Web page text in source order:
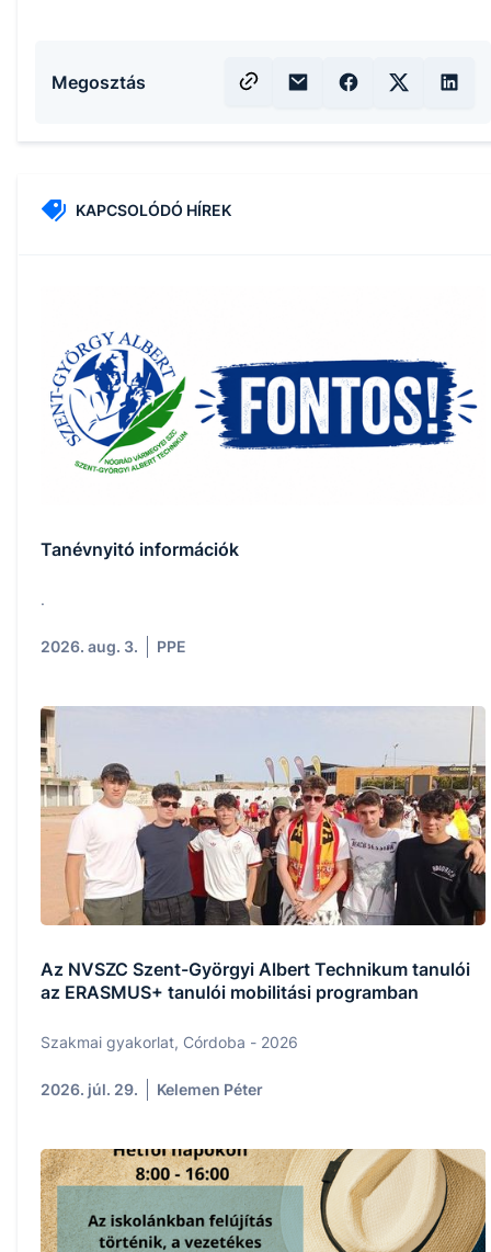
Megosztás
KAPCSOLÓDÓ HÍREK
Tanévnyitó információk
.
2026. aug. 3. PPE
Az NVSZC Szent-Györgyi Albert Technikum tanulói
az ERASMUS+ tanulói mobilitási programban
Szakmai gyakorlat, Córdoba - 2026
2026. júl. 29. Kelemen Péter